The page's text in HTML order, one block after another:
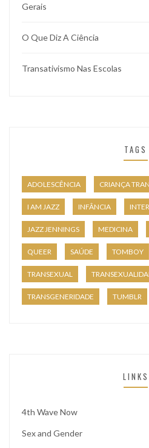
Gerais
O Que Diz A Ciência
Transativismo Nas Escolas
TAGS
ADOLESCÊNCIA CRIANÇA
I AM JAZZ INFÂNCIA
JAZZ JENNINGS MEDICINA
QUEER SAÚDE TOMBOY
TRANSEXUAL
TRANSGENERIDADE TUMBLR
LINKS
4th Wave Now
Sex and Gender